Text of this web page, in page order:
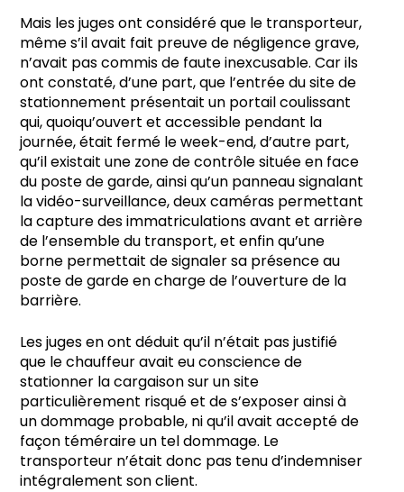
Mais les juges ont considéré que le transporteur,
même s’il avait fait preuve de négligence grave,
n’avait pas commis de faute inexcusable. Car ils
ont constaté, d’une part, que l’entrée du site de
stationnement présentait un portail coulissant
qui, quoiqu’ouvert et accessible pendant la
journée, était fermé le week-end, d’autre part,
qu’il existait une zone de contrôle située en face
du poste de garde, ainsi qu’un panneau signalant
la vidéo-surveillance, deux caméras permettant
la capture des immatriculations avant et arrière
de l’ensemble du transport, et enfin qu’une
borne permettait de signaler sa présence au
poste de garde en charge de l’ouverture de la
barrière.
Les juges en ont déduit qu’il n’était pas justifié
que le chauffeur avait eu conscience de
stationner la cargaison sur un site
particulièrement risqué et de s’exposer ainsi à
un dommage probable, ni qu’il avait accepté de
façon téméraire un tel dommage. Le
transporteur n’était donc pas tenu d’indemniser
intégralement son client.